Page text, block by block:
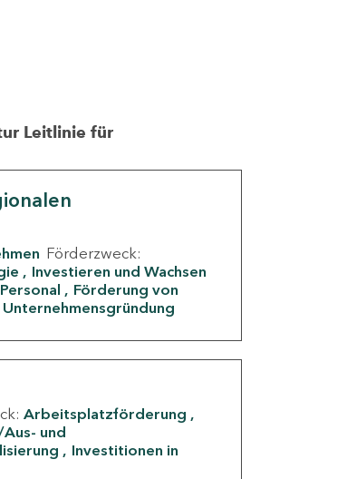
Leitlinie für
Förderzweck:
Investieren und Wachsen
Förderung von
Unternehmensgründung
Arbeitsplatzförderung
und
Investitionen in